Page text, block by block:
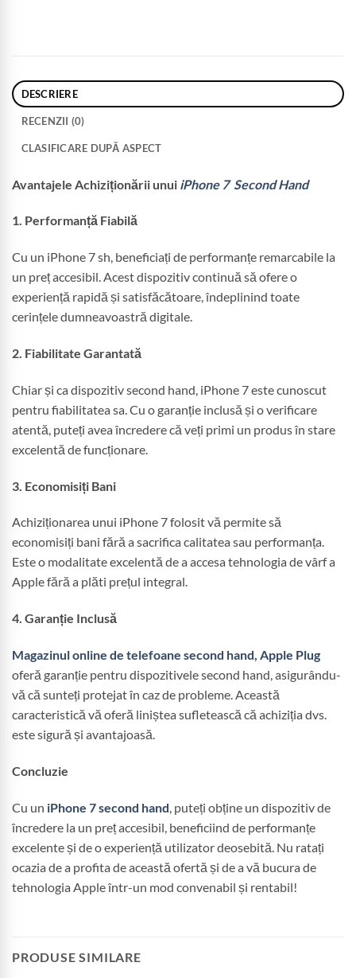
DESCRIERE
RECENZII (0)
CLASIFICARE DUPĂ ASPECT
Avantajele Achiziționării unui iPhone 7 Second Hand
1. Performanță Fiabilă
Cu un iPhone 7 sh, beneficiați de performanțe remarcabile la
un preț accesibil. Acest dispozitiv continuă să ofere o
experiență rapidă și satisfăcătoare, îndeplinind toate
cerințele dumneavoastră digitale.
2. Fiabilitate Garantată
Chiar și ca dispozitiv second hand, iPhone 7 este cunoscut
pentru fiabilitatea sa. Cu o garanție inclusă și o verificare
atentă, puteți avea încredere că veți primi un produs în stare
excelentă de funcționare.
3. Economisiți Bani
Achiziționarea unui iPhone 7 folosit vă permite să
economisiți bani fără a sacrifica calitatea sau performanța.
Este o modalitate excelentă de a accesa tehnologia de vârf a
Apple fără a plăti prețul integral.
4. Garanție Inclusă
Magazinul online de telefoane second hand, Apple Plug
oferă garanție pentru dispozitivele second hand, asigurându-
vă că sunteți protejat în caz de probleme. Această
caracteristică vă oferă liniștea sufletească că achiziția dvs.
este sigură și avantajoasă.
Concluzie
Cu un iPhone 7 second hand , puteți obține un dispozitiv de
încredere la un preț accesibil, beneficiind de performanțe
excelente și de o experiență utilizator deosebită. Nu ratați
ocazia de a profita de această ofertă și de a vă bucura de
tehnologia Apple într-un mod convenabil și rentabil!
PRODUSE SIMILARE